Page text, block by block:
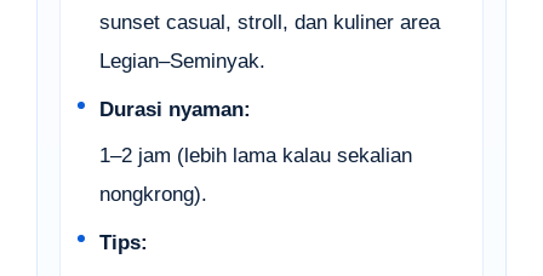
sunset casual, stroll, dan kuliner area
Legian–Seminyak.
Durasi nyaman:
1–2 jam (lebih lama kalau sekalian
nongkrong).
Tips: